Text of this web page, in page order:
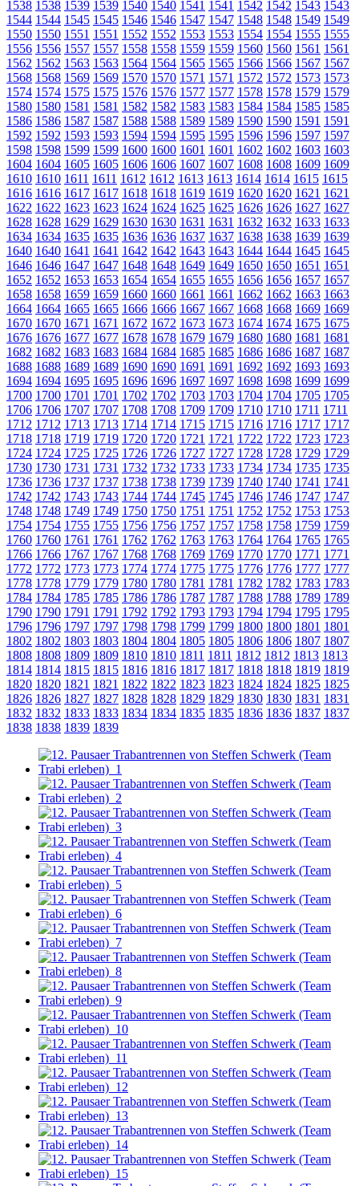
1538 1538 1539 1539 1540 1540 1541 1541 1542 1542 1543 1543
1544 1544 1545 1545 1546 1546 1547 1547 1548 1548 1549 1549
1550 1550 1551 1551 1552 1552 1553 1553 1554 1554 1555 1555
1556 1556 1557 1557 1558 1558 1559 1559 1560 1560 1561 1561
1562 1562 1563 1563 1564 1564 1565 1565 1566 1566 1567 1567
1568 1568 1569 1569 1570 1570 1571 1571 1572 1572 1573 1573
1574 1574 1575 1575 1576 1576 1577 1577 1578 1578 1579 1579
1580 1580 1581 1581 1582 1582 1583 1583 1584 1584 1585 1585
1586 1586 1587 1587 1588 1588 1589 1589 1590 1590 1591 1591
1592 1592 1593 1593 1594 1594 1595 1595 1596 1596 1597 1597
1598 1598 1599 1599 1600 1600 1601 1601 1602 1602 1603 1603
1604 1604 1605 1605 1606 1606 1607 1607 1608 1608 1609 1609
1610 1610 1611 1611 1612 1612 1613 1613 1614 1614 1615 1615
1616 1616 1617 1617 1618 1618 1619 1619 1620 1620 1621 1621
1622 1622 1623 1623 1624 1624 1625 1625 1626 1626 1627 1627
1628 1628 1629 1629 1630 1630 1631 1631 1632 1632 1633 1633
1634 1634 1635 1635 1636 1636 1637 1637 1638 1638 1639 1639
1640 1640 1641 1641 1642 1642 1643 1643 1644 1644 1645 1645
1646 1646 1647 1647 1648 1648 1649 1649 1650 1650 1651 1651
1652 1652 1653 1653 1654 1654 1655 1655 1656 1656 1657 1657
1658 1658 1659 1659 1660 1660 1661 1661 1662 1662 1663 1663
1664 1664 1665 1665 1666 1666 1667 1667 1668 1668 1669 1669
1670 1670 1671 1671 1672 1672 1673 1673 1674 1674 1675 1675
1676 1676 1677 1677 1678 1678 1679 1679 1680 1680 1681 1681
1682 1682 1683 1683 1684 1684 1685 1685 1686 1686 1687 1687
1688 1688 1689 1689 1690 1690 1691 1691 1692 1692 1693 1693
1694 1694 1695 1695 1696 1696 1697 1697 1698 1698 1699 1699
1700 1700 1701 1701 1702 1702 1703 1703 1704 1704 1705 1705
1706 1706 1707 1707 1708 1708 1709 1709 1710 1710 1711 1711
1712 1712 1713 1713 1714 1714 1715 1715 1716 1716 1717 1717
1718 1718 1719 1719 1720 1720 1721 1721 1722 1722 1723 1723
1724 1724 1725 1725 1726 1726 1727 1727 1728 1728 1729 1729
1730 1730 1731 1731 1732 1732 1733 1733 1734 1734 1735 1735
1736 1736 1737 1737 1738 1738 1739 1739 1740 1740 1741 1741
1742 1742 1743 1743 1744 1744 1745 1745 1746 1746 1747 1747
1748 1748 1749 1749 1750 1750 1751 1751 1752 1752 1753 1753
1754 1754 1755 1755 1756 1756 1757 1757 1758 1758 1759 1759
1760 1760 1761 1761 1762 1762 1763 1763 1764 1764 1765 1765
1766 1766 1767 1767 1768 1768 1769 1769 1770 1770 1771 1771
1772 1772 1773 1773 1774 1774 1775 1775 1776 1776 1777 1777
1778 1778 1779 1779 1780 1780 1781 1781 1782 1782 1783 1783
1784 1784 1785 1785 1786 1786 1787 1787 1788 1788 1789 1789
1790 1790 1791 1791 1792 1792 1793 1793 1794 1794 1795 1795
1796 1796 1797 1797 1798 1798 1799 1799 1800 1800 1801 1801
1802 1802 1803 1803 1804 1804 1805 1805 1806 1806 1807 1807
1808 1808 1809 1809 1810 1810 1811 1811 1812 1812 1813 1813
1814 1814 1815 1815 1816 1816 1817 1817 1818 1818 1819 1819
1820 1820 1821 1821 1822 1822 1823 1823 1824 1824 1825 1825
1826 1826 1827 1827 1828 1828 1829 1829 1830 1830 1831 1831
1832 1832 1833 1833 1834 1834 1835 1835 1836 1836 1837 1837
1838 1838 1839 1839